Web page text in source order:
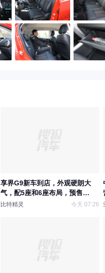
享界G9新车到店，外观硬朗大
气，配5座和6座布局，预售
43.98-55.98万元，开售24小时
比特精灵 今天 07:26